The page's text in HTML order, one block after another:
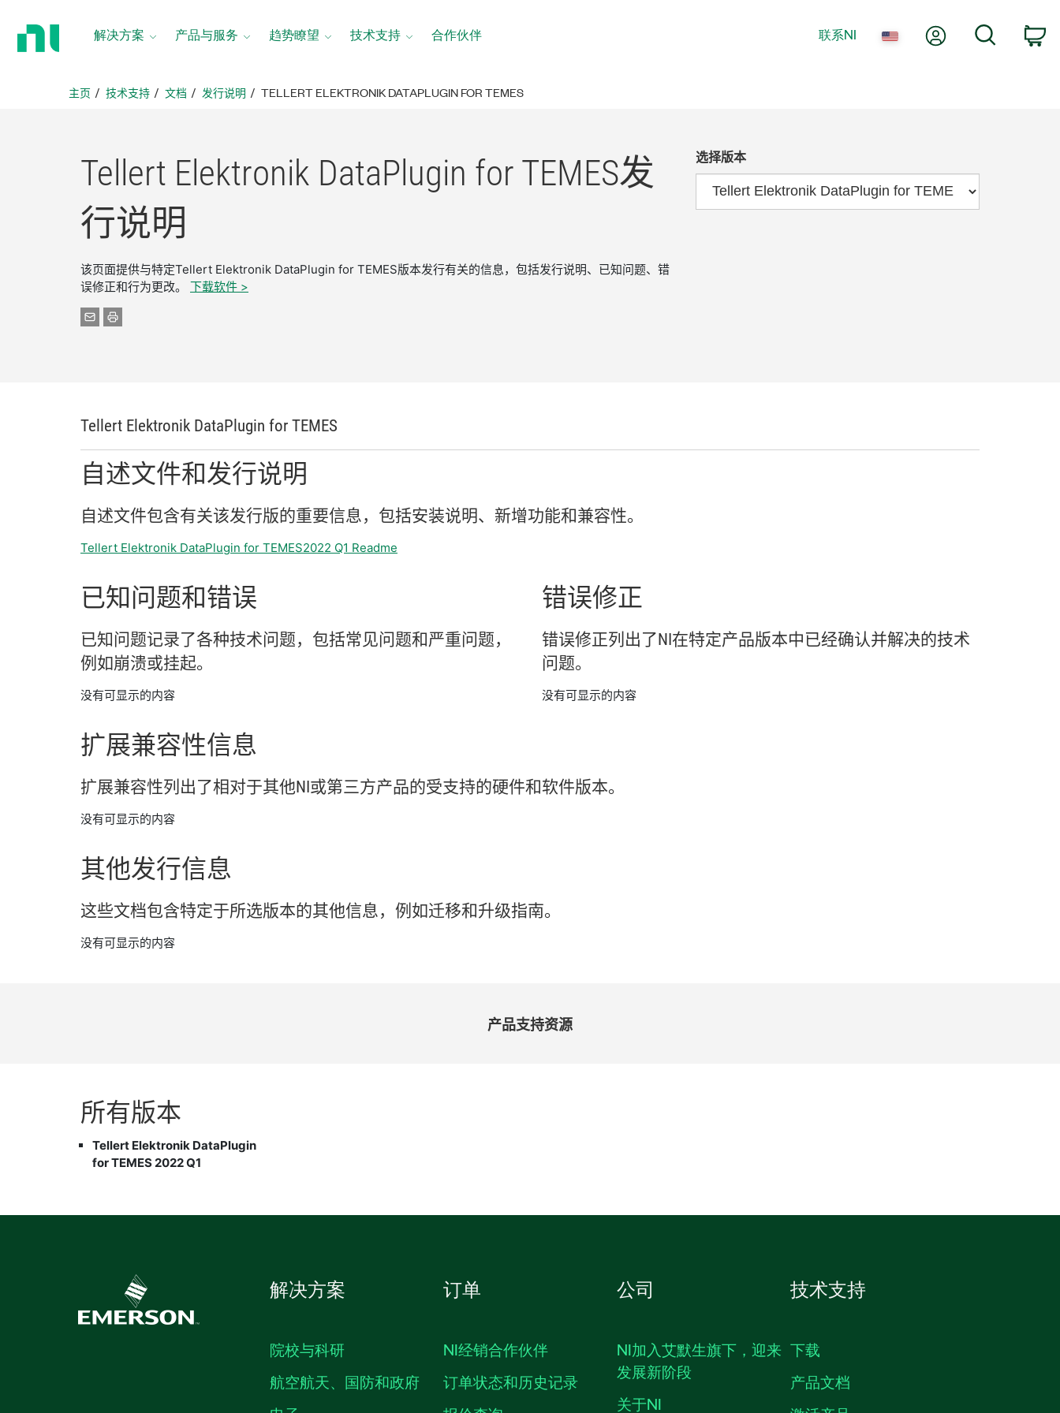
解决方案 产品与服务 趋势瞭望 技术支持 合作伙伴 联系NI 我的账户
主页 技术支持 文档 发行说明 TELLERT ELEKTRONIK DATAPLUGIN FOR TEMES
Tellert Elektronik DataPlugin for TEMES发
行说明
该页面提供与特定Tellert Elektronik DataPlugin for TEMES版本发行有关的信息，包括发行说明、已知问题、错
误修正和行为更改。 下载软件 >
选择版本
Tellert Elektronik DataPlugin for TEMES
自述文件和发行说明
自述文件包含有关该发行版的重要信息， 包括安装说明、 新增功能和兼容性。
Tellert Elektronik DataPlugin for TEMES2022 Q1 Readme
已知问题和错误
已知问题记录了各种技术问题， 包括常见问题和严重问题，
例如崩溃或挂起。
没有可显示的内容
错误修正
错误修正列出了NI在特定产品版本中已经确认并解决的技术
问题。
没有可显示的内容
扩展兼容性信息
扩展兼容性列出了相对于其他NI或第三方产品的受支持的硬件和软件版本。
没有可显示的内容
其他发行信息
这些文档包含特定于所选版本的其他信息， 例如迁移和升级指南。
没有可显示的内容
产品支持资源
所有版本
Tellert Elektronik DataPlugin
for TEMES 2022 Q1
解决方案
院校与科研
航空航天、国防和政府
订单
NI经销合作伙伴
订单状态和历史记录
公司
NI加入艾默生旗下，迎来
发展新阶段
关于NI
技术支持
下载
产品文档